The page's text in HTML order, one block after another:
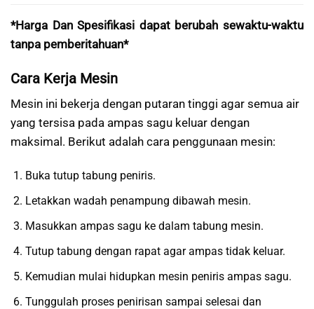
*Harga Dan Spesifikasi dapat berubah sewaktu-waktu
tanpa pemberitahuan*
Cara Kerja Mesin
Mesin ini bekerja dengan putaran tinggi agar semua air
yang tersisa pada ampas sagu keluar dengan
maksimal. Berikut adalah cara penggunaan mesin:
Buka tutup tabung peniris.
Letakkan wadah penampung dibawah mesin.
Masukkan ampas sagu ke dalam tabung mesin.
Tutup tabung dengan rapat agar ampas tidak keluar.
Kemudian mulai hidupkan mesin peniris ampas sagu.
Tunggulah proses penirisan sampai selesai dan